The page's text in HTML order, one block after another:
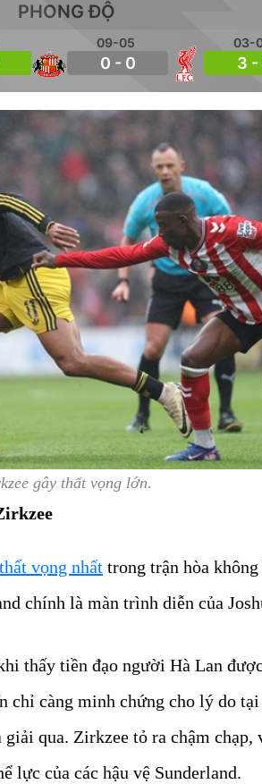
PHONG ĐỘ
09-05
0 - 0
03-
3 -
gây thất vọng lớn.
vọng nhất trong trận hòa không
chính là màn trình diễn của
thấy tiền đạo người Hà Lan
chỉ càng minh chứng cho lý do
qua. Zirkzee tỏ ra chậm chạp,
lực của các hậu vệ Sunderland.